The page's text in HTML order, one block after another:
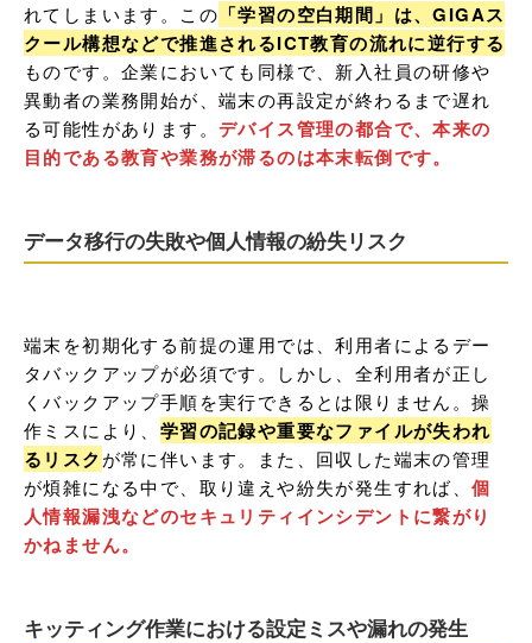
れてしまいます。この 「学習の空白期間」は、GIGAス
クール構想などで推進されるICT教育の流れに逆行する
ものです。企業においても同様で、新入社員の研修や
異動者の業務開始が、端末の再設定が終わるまで遅れ
る可能性があります。 デバイス管理の都合で、本来の
目的である教育や業務が滞るのは本末転倒です。
データ移行の失敗や個人情報の紛失リスク
端末を初期化する前提の運用では、利用者によるデー
タバックアップが必須です。しかし、全利用者が正し
くバックアップ手順を実行できるとは限りません。操
作ミスにより、 学習の記録や重要なファイルが失われ
るリスク が常に伴います。また、回収した端末の管理
が煩雑になる中で、取り違えや紛失が発生すれば、個
人情報漏洩などのセキュリティインシデントに繋がり
かねません。
キッティング作業における設定ミスや漏れの発生